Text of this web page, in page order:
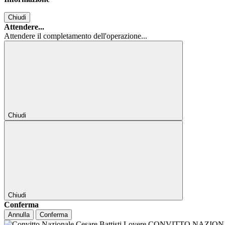
Chiudi
Attendere...
Attendere il completamento dell'operazione...
Chiudi
Chiudi
Conferma
Annulla Conferma